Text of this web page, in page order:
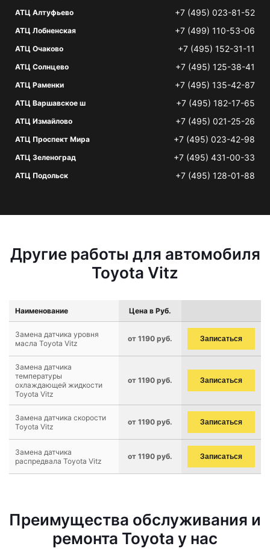
АТЦ Алтуфьево +7 (495) 023-81-52
АТЦ Лобненская +7 (499) 110-53-06
АТЦ Очаково +7 (495) 152-31-11
АТЦ Солнцево +7 (495) 125-38-41
АТЦ Раменки +7 (495) 135-42-87
АТЦ Варшавское ш +7 (495) 182-17-65
АТЦ Измайлово +7 (495) 021-25-26
АТЦ Проспект Мира +7 (495) 023-42-98
АТЦ Зеленоград +7 (495) 431-00-33
АТЦ Подольск +7 (495) 128-01-88
Другие работы для автомобиля
Toyota Vitz
Наименование Цена в Руб.
Замена датчика уровня
масла Toyota Vitz
от 1190 руб. Записаться
Замена датчика
температуры
охлаждающей жидкости
Toyota Vitz
от 1190 руб. Записаться
Замена датчика скорости
Toyota Vitz
от 1190 руб. Записаться
Замена датчика
распредвала Toyota Vitz
от 1190 руб. Записаться
Преимущества обслуживания и
ремонта Toyota у нас